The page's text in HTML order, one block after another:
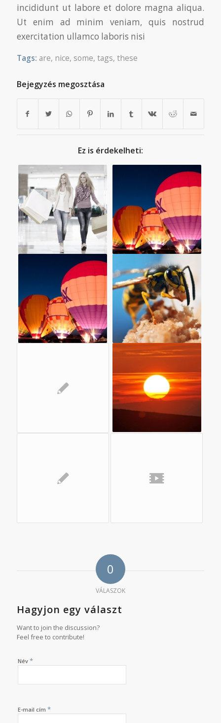
incididunt ut labore et dolore magna aliqua.
Ut enim ad minim veniam, quis nostrud
exercitation ullamco laboris nisi
Tags: are, nice, some, tags, these
Bejegyzés megosztása
Ez is érdekelheti:
0
VÁLASZOK
Hagyjon egy választ
Want to join the discussion?
Feel free to contribute!
Név *
E-mail cím *